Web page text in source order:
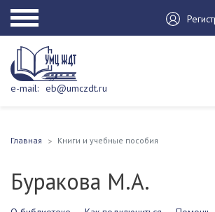
e-mail: eb@umczdt.ru
Главная Книги и учебные пособия
Буракова М.А.